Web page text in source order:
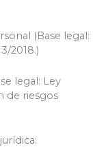
(Base legal:
2018.)
legal: Ley
de riesgos